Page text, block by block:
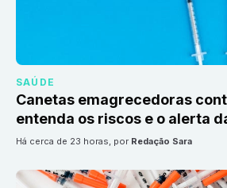
SAÚDE
Canetas emagrecedoras
entenda os riscos e o alerta
há cerca de 23 horas, por Redação Sara